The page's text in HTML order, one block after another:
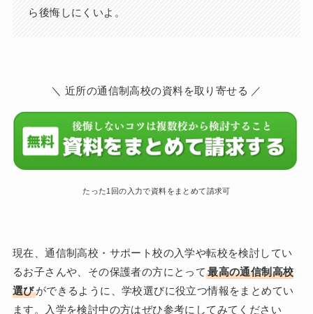
ら後悔しにくいよ。
＼ 近所の通信制高校の資料を取り寄せる ／
たった1回の入力で資料をまとめて請求可
現在、通信制高校・サポート校の入学や転校を検討してい
るお子さんや、その保護者の方にとって最高の通信制高校
選びができるように、学校選びに役立つ情報をまとめてい
ます。入学を検討中の方はぜひ参考にしてみてください